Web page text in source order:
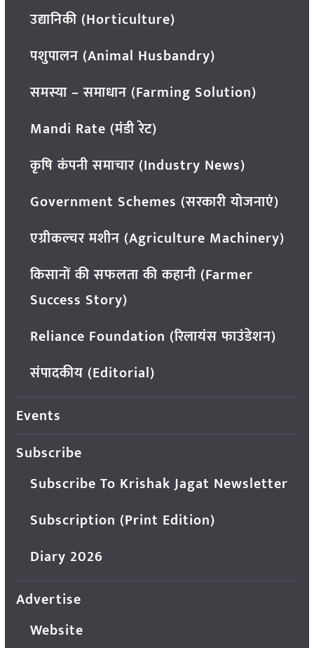
उद्यानिकी (Horticulture)
पशुपालन (Animal Husbandry)
समस्या – समाधान (Farming Solution)
Mandi Rate (मंडी रेट)
कृषि कंपनी समाचार (Industry News)
Government Schemes (सरकारी योजनाएं)
एग्रीकल्चर मशीन (Agriculture Machinery)
किसानों की सफलता की कहानी (Farmer
Success Story)
Reliance Foundation (रिलायंस फाउंडेशन)
संपादकीय (Editorial)
Events
Subscribe
Subscribe To Krishak Jagat Newsletter
Subscription (Print Edition)
Diary 2026
Advertise
Website